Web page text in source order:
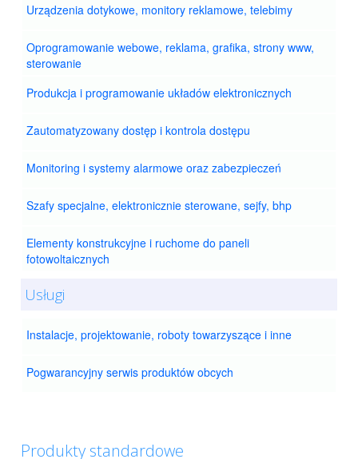
Urządzenia dotykowe, monitory reklamowe, telebimy
Oprogramowanie webowe, reklama, grafika, strony www,
sterowanie
Produkcja i programowanie układów elektronicznych
Zautomatyzowany dostęp i kontrola dostępu
Monitoring i systemy alarmowe oraz zabezpieczeń
Szafy specjalne, elektronicznie sterowane, sejfy, bhp
Elementy konstrukcyjne i ruchome do paneli
fotowoltaicznych
Usługi
Instalacje, projektowanie, roboty towarzyszące i inne
Pogwarancyjny serwis produktów obcych
Produkty standardowe